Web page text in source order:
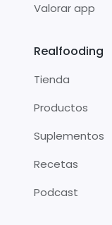
Valorar app
Realfooding
Tienda
Productos
Suplementos
Recetas
Podcast